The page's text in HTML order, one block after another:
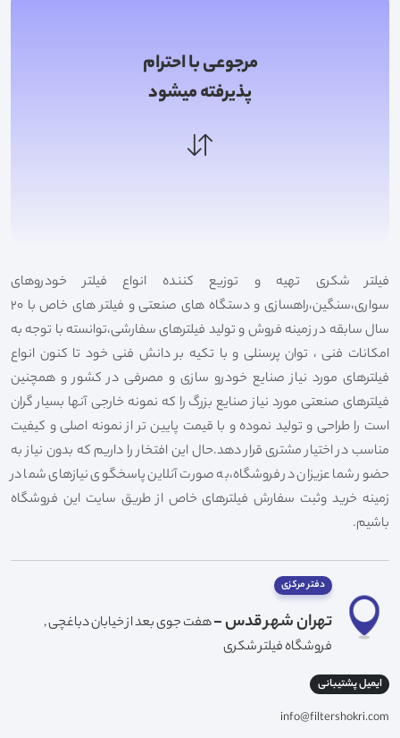
مرجوعی با احترام
پذیرفته میشود
فیلتر شکری تهیه و توزیع کننده انواع فیلتر خودروهای
سواری،سنگین،راهسازی و دستگاه های صنعتی و فیلتر های خاص با 20
سال سابقه در زمینه فروش و تولید فیلترهای سفارشی،توانسته با توجه به
امکانات فنی ، توان پرسنلی و با تکیه بر دانش فنی خود تا کنون انواع
فیلترهای مورد نیاز صنایع خودرو سازی و مصرفی در کشور و همچنین
فیلترهای صنعتی مورد نیاز صنایع بزرگ را که نمونه خارجی آنها بسیار گران
است را طراحی و تولید نموده و با قیمت پایین تر از نمونه اصلی و کیفیت
مناسب در اختیار مشتری قرار دهد.حال این افتخار را داریم که بدون نیاز به
حضور شما عزیزان در فروشگاه،به صورت آنلاین پاسخگوی نیازهای شما در
زمینه خرید وثبت سفارش فیلترهای خاص از طریق سایت این فروشگاه
باشیم.
دفتر مرکزی
تهران شهر قدس -هفت جوی بعد از خیابان دباغچی ,
فروشگاه فیلتر شکری
ایمیل پشتیبانی
info@filtershokri.com